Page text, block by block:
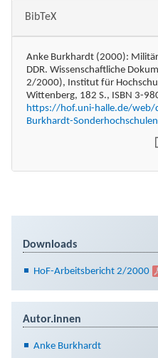
BibTeX
Anke Burkhardt (2000):
DDR. Wissenschaftliche
2/2000), Institut für
Wittenberg, 182 S., ISBN 3-
https://hof.uni-halle.de/
Burkhardt-
Downloads
HoF-Arbeitsbericht 2/2000
Autor.innen
Anke Burkhardt